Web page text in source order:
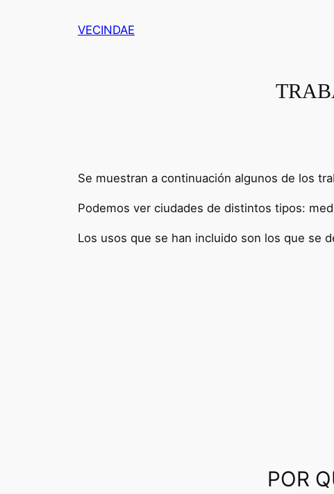
VECINDAE
Se muestran a continuación algunos de los
Podemos ver ciudades de distintos tipos:
Los usos que se han incluido son los que se
POR